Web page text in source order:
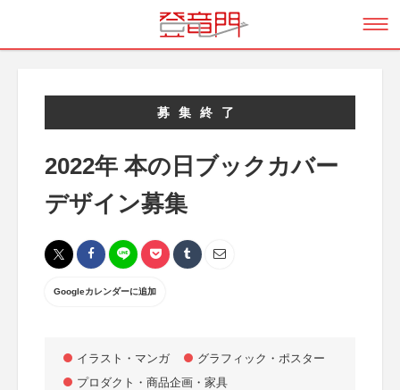
募集終了
2022年 本の日ブックカバー
デザイン募集
Googleカレンダーに追加
イラスト・マンガ
グラフィック・ポスター
プロダクト・商品企画・家具